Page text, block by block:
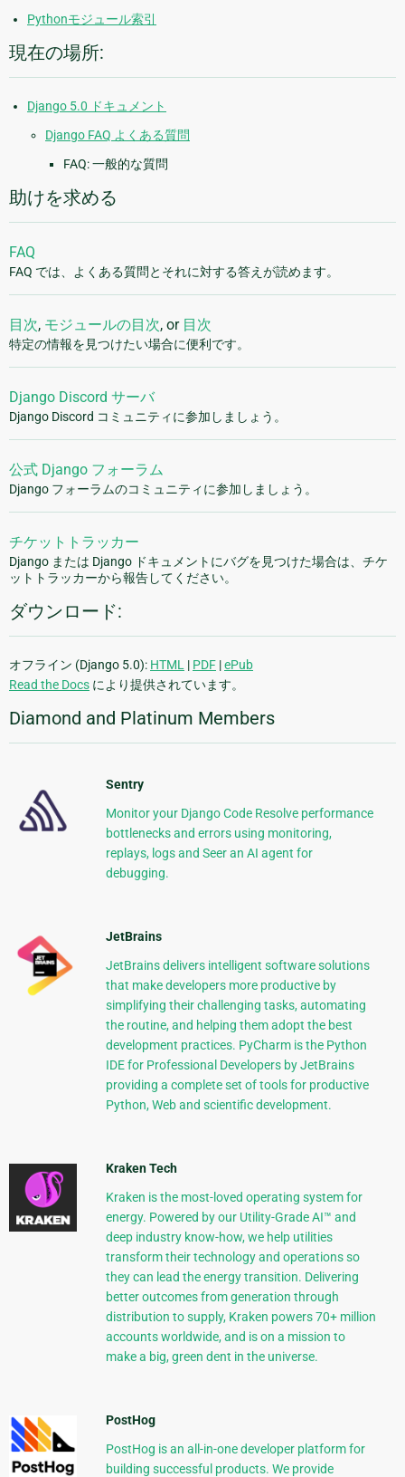
Pythonモジュール索引
現在の場所:
Django 5.0 ドキュメント
Django FAQ よくある質問
FAQ: 一般的な質問
助けを求める
FAQ
FAQ では、よくある質問とそれに対する答えが読めます。
目次, モジュールの目次, or 目次
特定の情報を見つけたい場合に便利です。
Django Discord サーバ
Django Discord コミュニティに参加しましょう。
公式 Django フォーラム
Django フォーラムのコミュニティに参加しましょう。
チケットトラッカー
Django または Django ドキュメントにバグを見つけた場合は、チケ
ットトラッカーから報告してください。
ダウンロード:
オフライン (Django 5.0): HTML | PDF |ePub
Read the Docs により提供されています。
Diamond and Platinum Members
Sentry
Monitor your Django Code Resolve performance
bottlenecks and errors using monitoring,
replays, logs and Seer an AI agent for
debugging.
JetBrains
JetBrains delivers intelligent software solutions
that make developers more productive by
simplifying their challenging tasks, automating
the routine, and helping them adopt the best
development practices. PyCharm is the Python
IDE for Professional Developers by JetBrains
providing a complete set of tools for productive
Python, Web and scientific development.
Kraken Tech
Kraken is the most-loved operating system for
energy. Powered by our Utility-Grade AI™ and
deep industry know-how, we help utilities
transform their technology and operations so
they can lead the energy transition. Delivering
better outcomes from generation through
distribution to supply, Kraken powers 70+ million
accounts worldwide, and is on a mission to
make a big, green dent in the universe.
PostHog
PostHog is an all-in-one developer platform for
building successful products. We provide